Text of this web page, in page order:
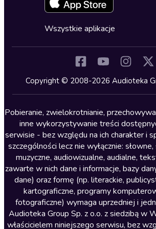
Kryminały
Lektury szkolne
Literatura anglojęzyczna
Literatura faktu
Literatura obyczajowa
Literatura piękna obca
Literatura piękna polska
Nagrania relaksacyjne
Nauka języków
Cykle audiobooków
Wszystkie aplikacje
Copyright © 2008-2026 Audioteka
Pobieranie, zwielokrotnianie,
inne wykorzystywanie treści
serwisie - bez względu na ich charakter i
szczególności lecz nie wyłącznie:
muzyczne, audiowizualne, audialne,
zawarte w nich dane i informacje, bazy
dane) oraz formę (np. literackie,
kartograficzne, programy
fotograficzne) wymaga uprzedniej i
Audioteka Group Sp. z o.o. z siedzibą w
właścicielem niniejszego serwisu, bez